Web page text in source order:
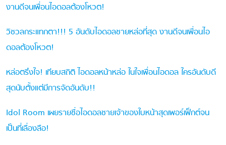
งานดีจนเพื่อนไอดอลต้องโหวต!
วิชวลกระแทกตา!!! 5 อันดับไอดอลชายหล่อที่สุด งานดีจนเพื่อนไอ
ดอลต้องโหวต!
หล่อตรึงใจ! เทียบสถิติ ไอดอลหน้าหล่อ ในใจเพื่อนไอดอล ใครอันดับดี
สุดนับตั้งแต่มีการจัดอันดับ!!
Idol Room เผยรายชื่อไอดอลชายเจ้าของใบหน้าสุดเพอร์เฟ็กต์จน
เป็นที่เลื่องลือ!